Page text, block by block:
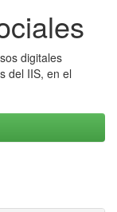
digitales
del IIS, en el